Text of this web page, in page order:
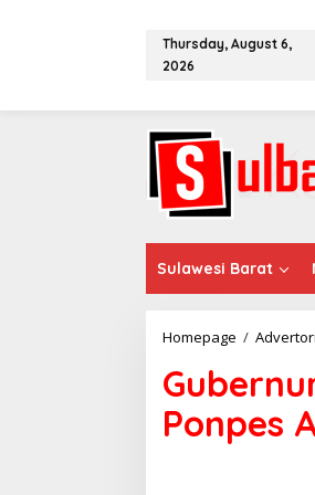
o
Thursday, August 6,
2026
Sulawesi Barat
Homepage /
Ponpes